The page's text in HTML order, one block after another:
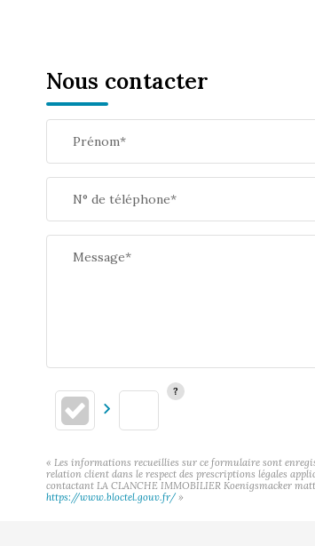
Nous contacter
Prénom*
N° de téléphone*
Message*
« Les informations recueillies sur ce formulaire sont
relation client dans le respect des prescriptions légales
contactant LA CLANCHE IMMOBILIER Koenigsmacker
https://www.bloctel.gouv.fr/»